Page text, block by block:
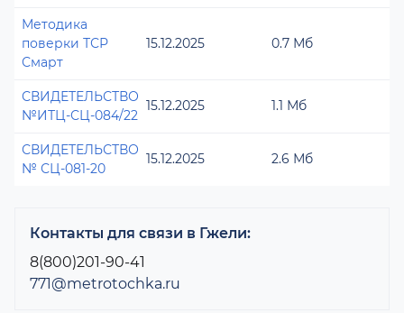
Методика
поверки ТСР
Смарт
15.12.2025 0.7 Мб
СВИДЕТЕЛЬСТВО
№ИТЦ-СЦ-084/22
15.12.2025 1.1 Мб
СВИДЕТЕЛЬСТВО
№ СЦ-081-20
15.12.2025 2.6 Мб
Контакты для связи в Гжели:
8(800)201-90-41
771@metrotochka.ru